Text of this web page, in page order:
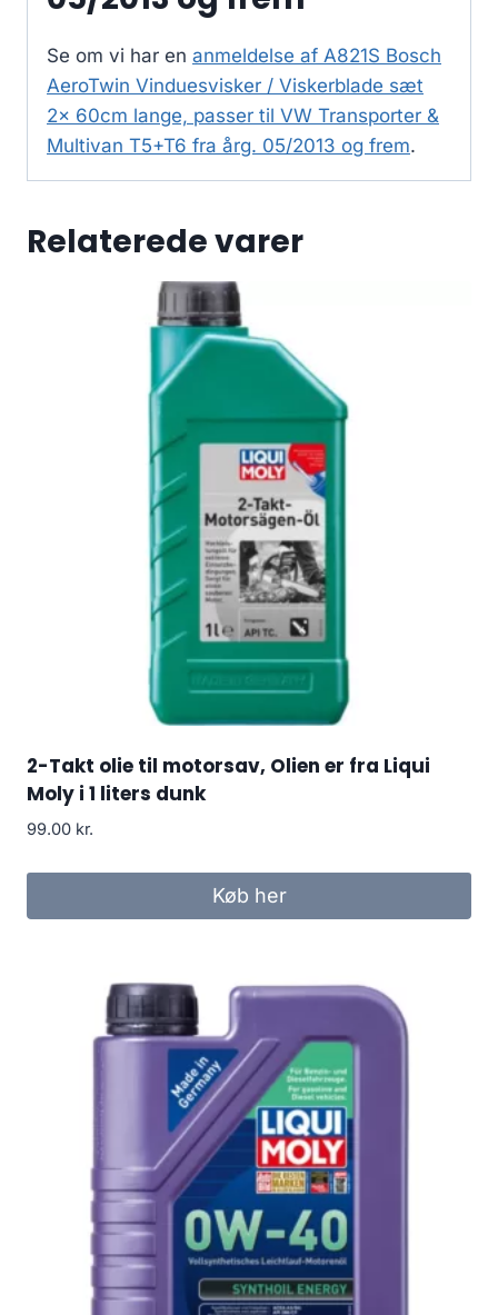
Se om vi har en anmeldelse af A821S Bosch
AeroTwin Vinduesvisker / Viskerblade sæt
2x 60cm lange, passer til VW Transporter &
Multivan T5+T6 fra årg. 05/2013 og frem.
Relaterede varer
2-Takt olie til motorsav, Olien er fra Liqui
Moly i 1 liters dunk
99.00 kr.
Køb her